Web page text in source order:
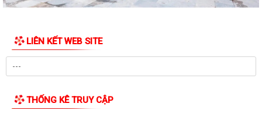
Đảng đối với công tác kiểm sát...
năm 2026
PHƯỜNG KINH MÔN TRIỂN KHAI CHIẾN DỊCH 100 NGÀY TẠO LẬP, CẬP
Thông báo Lịch làm việc của Lãnh đạo HĐND và UBND phường tuần 32
LIÊN KẾT WEB SITE
THỐNG KÊ TRUY CẬP